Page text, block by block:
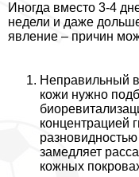
Иногда вместо 3-4
недели и даже
явление – причин
Неправильный
кожи нужно
концентрацией
замедляет
кожных